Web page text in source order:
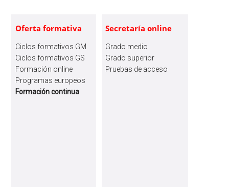
Oferta formativa
Ciclos formativos GM
Ciclos formativos GS
Formación online
Programas europeos
Formación continua
Secretaría online
Grado medio
Grado superior
Pruebas de acceso